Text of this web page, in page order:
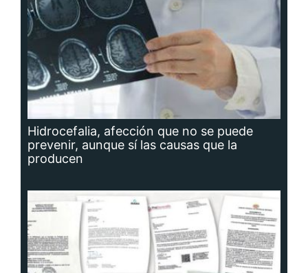
Hidrocefalia, afección que no se puede
prevenir, aunque sí las causas que la
producen